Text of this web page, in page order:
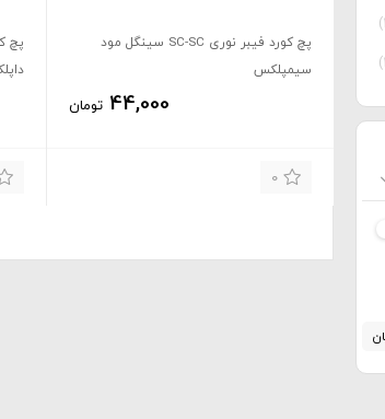
پچ کورد فیبر نوری SC-SC سینگل مود
سیمپلکس
0
44,000 تومان